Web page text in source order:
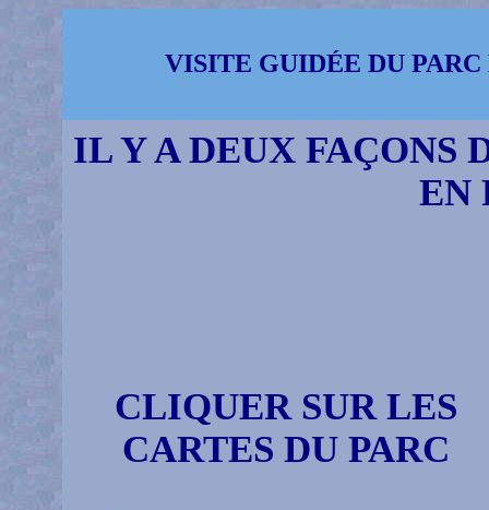
VISITE GUIDÉE DU PARC
IL Y A DEUX FAÇONS
EN
CLIQUER SUR LES
CARTES DU PARC